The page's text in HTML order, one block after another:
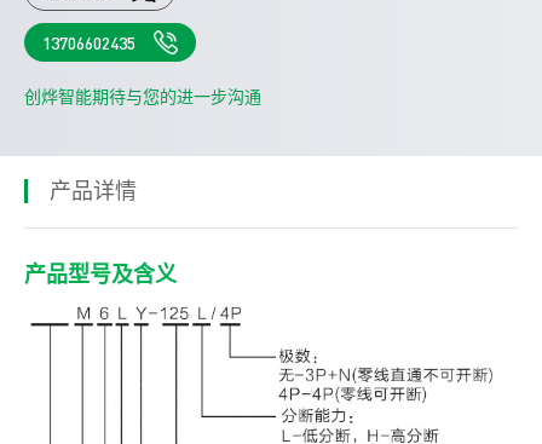
规约》
13706602435
创烨智能期待与您的进一步沟通
产品详情
产品型号及含义